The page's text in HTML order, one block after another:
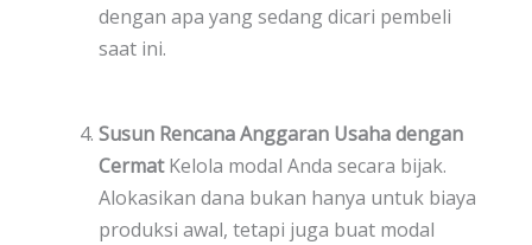
dengan apa yang sedang dicari pembeli
saat ini.
Susun Rencana Anggaran Usaha dengan
CermatKelola modal Anda secara bijak.
Alokasikan dana bukan hanya untuk biaya
produksi awal, tetapi juga buat modal